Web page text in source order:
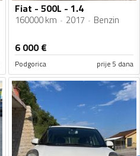
Fiat - 500L - 1.4
160000 km 2017 Benzin
6 000€
Podgorica prije 5 dana